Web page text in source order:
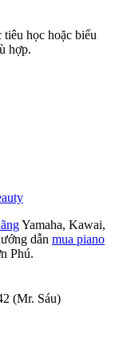
học hoặc biểu
hợp.
Yamaha, Kawai,
dẫn mua piano
Phú.
(Mr. Sáu)